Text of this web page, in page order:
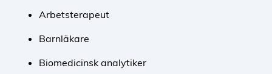
Arbetsterapeut
Barnläkare
Biomedicinsk analytiker